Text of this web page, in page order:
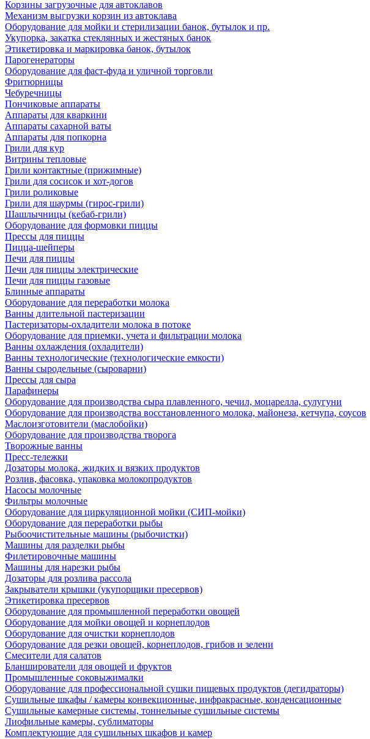
Корзины загрузочные для автоклавов
Механизм выгрузки корзин из автоклава
Оборудование для мойки и стерилизации банок, бутылок и пр.
Укупорка, закатка стеклянных и жестяных банок
Этикетировка и маркировка банок, бутылок
Парогенераторы
Оборудование для фаст-фуда и уличной торговли
Фритюрницы
Чебуречницы
Пончиковые аппараты
Аппараты для кваркини
Аппараты сахарной ваты
Аппараты для попкорна
Грили для кур
Витрины тепловые
Грили контактные (прижимные)
Грили для сосисок и хот-догов
Грили роликовые
Грили для шаурмы (гирос-грили)
Шашлычницы (кебаб-грили)
Оборудование для формовки пиццы
Прессы для пиццы
Пицца-шейперы
Печи для пиццы
Печи для пиццы электрические
Печи для пиццы газовые
Блинные аппараты
Оборудование для переработки молока
Ванны длительной пастеризации
Пастеризаторы-охладители молока в потоке
Оборудование для приемки, учета и фильтрации молока
Ванны охлаждения (охладители)
Ванны технологические (технологические емкости)
Ванны сыродельные (сыроварни)
Прессы для сыра
Парафинеры
Оборудование для производства сыра плавленного, чечил, моцарелла, сулугуни
Оборудование для производства восстановленного молока, майонеза, кетчупа, соусов
Маслоизготовители (маслобойки)
Оборудование для производства творога
Творожные ванны
Пресс-тележки
Дозаторы молока, жидких и вязких продуктов
Розлив, фасовка, упаковка молокопродуктов
Насосы молочные
Фильтры молочные
Оборудование для циркуляционной мойки (СИП-мойки)
Оборудование для переработки рыбы
Рыбоочистительные машины (рыбочистки)
Машины для разделки рыбы
Филетировочные машины
Машины для нарезки рыбы
Дозаторы для розлива рассола
Закрыватели крышки (укупорщики пресервов)
Этикетировка пресервов
Оборудование для промышленной переработки овощей
Оборудование для мойки овощей и корнеплодов
Оборудование для очистки корнеплодов
Оборудование для резки овощей, корнеплодов, грибов и зелени
Смесители для салатов
Бланширователи для овощей и фруктов
Промышленные соковыжималки
Оборудование для профессиональной сушки пищевых продуктов (дегидраторы)
Сушильные шкафы / камеры конвекционные, инфракрасные, конденсационные
Сушильные камерные системы, тоннельные сушильные системы
Лиофильные камеры, сублиматоры
Комплектующие для сушильных шкафов и камер